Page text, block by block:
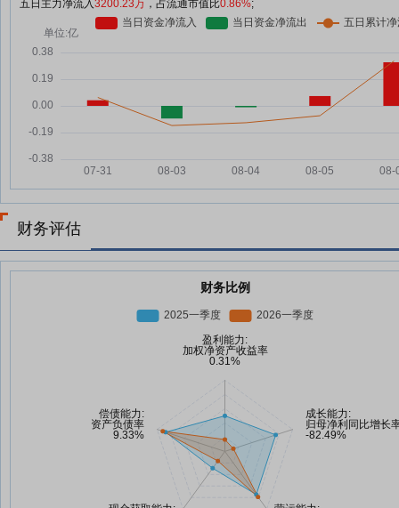
五日主力净流入3200.23万 ，占流通市值比0.86%;
财务评估
财务比例